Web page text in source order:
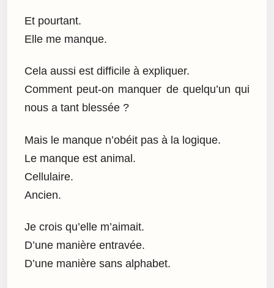
Et pourtant.
Elle me manque.
Cela aussi est difficile à expliquer.
Comment peut-on manquer de quelqu’un qui
nous a tant blessée ?
Mais le manque n’obéit pas à la logique.
Le manque est animal.
Cellulaire.
Ancien.
Je crois qu’elle m’aimait.
D’une manière entravée.
D’une manière sans alphabet.